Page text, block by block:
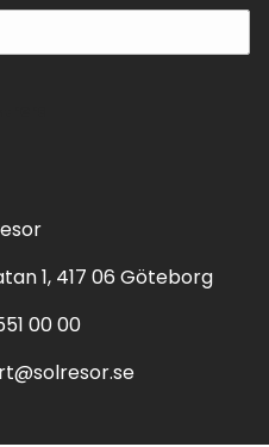
1, 417 06 Göteborg
00 00